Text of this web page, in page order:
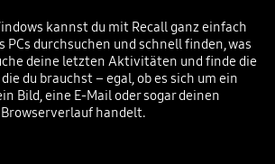
kannst du mit Recall ganz einfach
PCs durchsuchen und schnell finden, was
deine letzten Aktivitäten und finde die
du brauchst – egal, ob es sich um ein
Bild, eine E-Mail oder sogar deinen
Browserverlauf handelt.